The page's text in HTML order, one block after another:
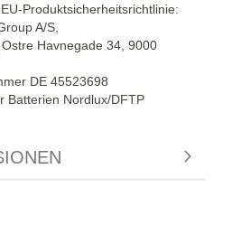
Produktsicherheitsrichtlinie:
A/S,
Havnegade 34, 9000
DE 45523698
Batterien Nordlux/DFTP